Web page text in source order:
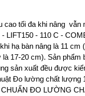
cao tối đa khi nâng vẫn
LIFT150 - 110 C -
hạ bàn nâng là 11 cm
17-20 cm). Sản phẩm
sản xuất đều được
Đo lường chất lượng
ĐO LƯỜNG